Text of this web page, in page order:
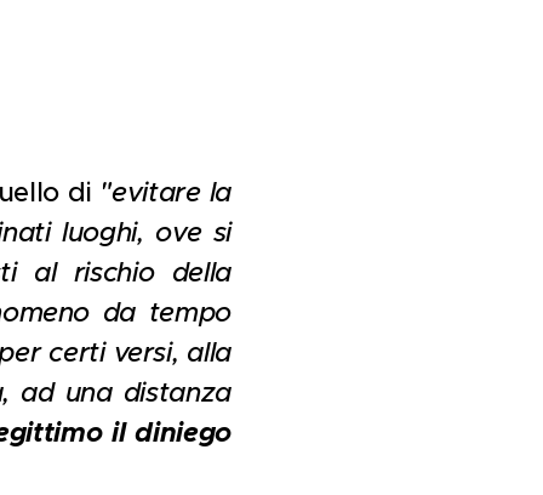
di "evitare la
luoghi, ove si
al rischio della
da tempo
certi versi, alla
ad una distanza
il diniego